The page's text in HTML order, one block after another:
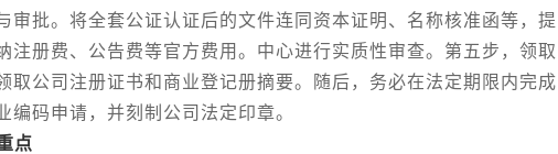
审批。将全套公证认证后的文件连同资本证明、名称核准函等，提
注册费、公告费等官方费用。中心进行实质性审查。第五步，领取
取公司注册证书和商业登记册摘要。随后，务必在法定期限内完成
码申请，并刻制公司法定印章。
点